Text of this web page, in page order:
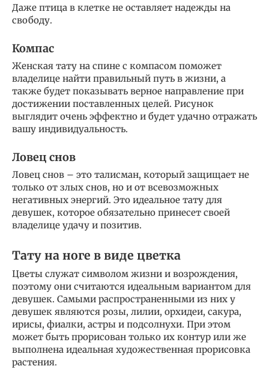
Даже птица в клетке не оставляет надежды на
свободу.
Компас
Женская тату на спине с компасом поможет
владелице найти правильный путь в жизни, а
также будет показывать верное направление при
достижении поставленных целей. Рисунок
выглядит очень эффектно и будет удачно отражать
вашу индивидуальность.
Ловец снов
Ловец снов – это талисман, который защищает не
только от злых снов, но и от всевозможных
негативных энергий. Это идеальное тату для
девушек, которое обязательно принесет своей
владелице удачу и позитив.
Тату на ноге в виде цветка
Цветы служат символом жизни и возрождения,
поэтому они считаются идеальным вариантом для
девушек. Самыми распространенными из них у
девушек являются розы, лилии, орхидеи, сакура,
ирисы, фиалки, астры и подсолнухи. При этом
может быть прорисован только их контур или же
выполнена идеальная художественная прорисовка
растения.